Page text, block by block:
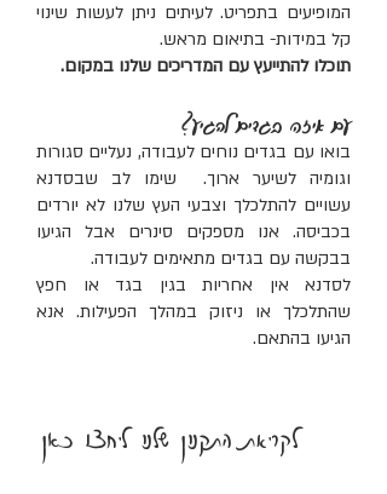
המופיעים בתפריט. לעיתים ניתן לעשות שינוי
קל במידות- בתיאום מראש.
תוכלו להתייעץ עם המדריכים שלנו במקום.
עם איזה בגדים להגיע?
בואו עם בגדים נוחים לעבודה, נעליים סגורות
וגומיה לשיער ארוך. שימו לב שבסדנא
עשויים להתלכלך וצבעי העץ שלנו לא יורדים
בכביסה. אנו מספקים סינרים אבל הגיעו
בבקשה עם בגדים מתאימים לעבודה.
לסדנא אין אחריות בגין בגד או חפץ
שהתלכלך או ניזוק במהלך הפעילות. אנא
הגיעו בהתאם.
לקריאת התקנון שלנו ליחצו כאן